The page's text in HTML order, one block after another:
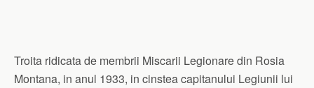
Troita ridicata de membrii Miscarii Legionare din Rosia
Montana, in anul 1933, in cinstea capitanului Legiunii lui